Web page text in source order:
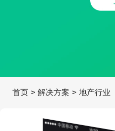
首页 > 解决方案 > 地产行业